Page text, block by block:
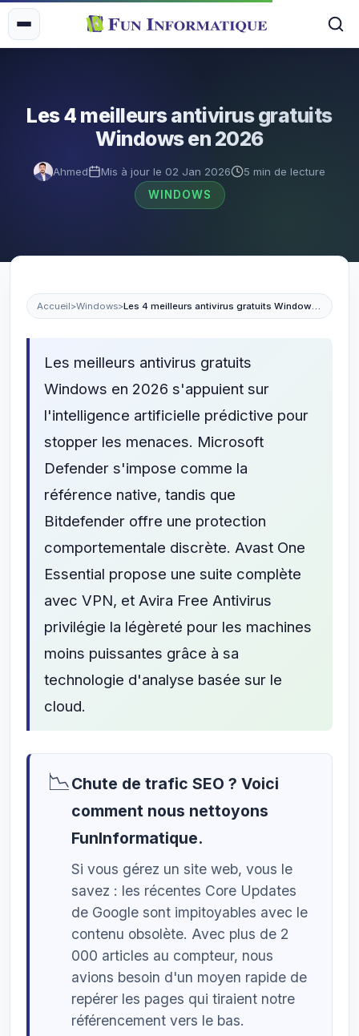
Les 4 meilleurs antivirus gratuits
Windows en 2026
Ahmed Mis à jour le 02 Jan 2026
5 min de lecture
WINDOWS
Accueil>Windows> Les 4 meilleurs antivirus gratuits Windows en 2026
Les meilleurs antivirus gratuits
Windows en 2026 s'appuient sur
l'intelligence artificielle prédictive pour
stopper les menaces. Microsoft
Defender s'impose comme la
référence native, tandis que
Bitdefender offre une protection
comportementale discrète. Avast One
Essential propose une suite complète
avec VPN, et Avira Free Antivirus
privilégie la légèreté pour les machines
moins puissantes grâce à sa
technologie d'analyse basée sur le
cloud.
📉Chute de trafic SEO ? Voici
comment nous nettoyons
FunInformatique.
Si vous gérez un site web, vous le
savez : les récentes Core Updates
de Google sont impitoyables avec le
contenu obsolète. Avec plus de 2
000 articles au compteur, nous
avions besoin d'un moyen rapide de
repérer les pages qui tiraient notre
référencement vers le bas.